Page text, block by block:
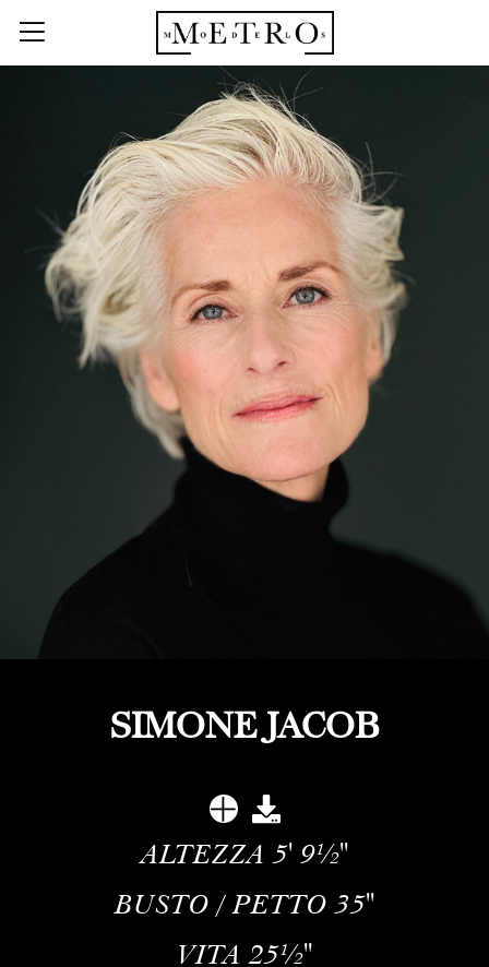
SIMONE JACOB
ALTEZZA 5' 9½''
BUSTO / PETTO 35''
VITA 25½''